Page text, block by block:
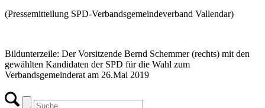
(Pressemitteilung SPD-Verbandsgemeindeverband Vallendar)
Bildunterzeile: Der Vorsitzende Bernd Schemmer (rechts) mit den
gewählten Kandidaten der SPD für die Wahl zum
Verbandsgemeinderat am 26.Mai 2019